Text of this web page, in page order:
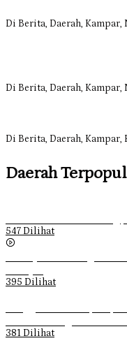
Di Berita, Daerah,
Di Berita, Daerah,
Di Berita, Daerah,
Daerah
547 Dilihat
395 Dilihat
381 Dilihat